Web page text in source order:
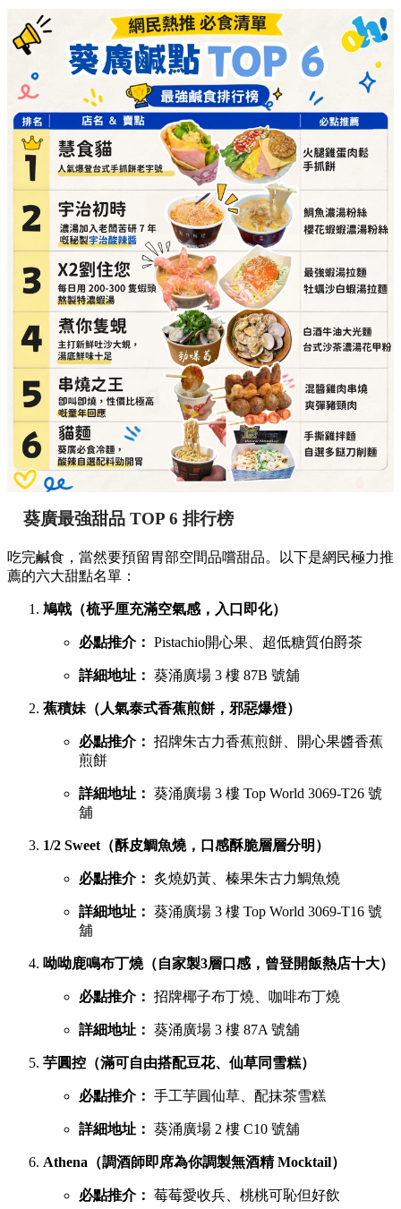
葵廣最強甜品 TOP 6 排行榜
吃完鹹食，當然要預留胃部空間品嚐甜品。以下是網民極力推
薦的六大甜點名單：
鳩戟（梳乎厘充滿空氣感，入口即化）
必點推介： Pistachio開心果、超低糖質伯爵茶
詳細地址： 葵涌廣場 3 樓 87B 號舖
蕉積妹（人氣泰式香蕉煎餅，邪惡爆燈）
必點推介： 招牌朱古力香蕉煎餅、開心果醬香蕉
煎餅
詳細地址： 葵涌廣場 3 樓 Top World 3069-T26 號
舖
1/2 Sweet（酥皮鯛魚燒，口感酥脆層層分明）
必點推介： 炙燒奶黃、榛果朱古力鯛魚燒
詳細地址： 葵涌廣場 3 樓 Top World 3069-T16 號
舖
呦呦鹿鳴布丁燒（自家製3層口感，曾登開飯熱店十大）
必點推介： 招牌椰子布丁燒、咖啡布丁燒
詳細地址： 葵涌廣場 3 樓 87A 號舖
芋圓控（滿可自由搭配豆花、仙草同雪糕）
必點推介： 手工芋圓仙草、配抹茶雪糕
詳細地址： 葵涌廣場 2 樓 C10 號舖
Athena（調酒師即席為你調製無酒精 Mocktail）
必點推介： 莓莓愛收兵、桃桃可恥但好飲